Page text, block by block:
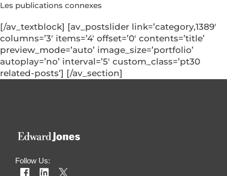
Les publications connexes
[/av_textblock] [av_postslider link=’category,1389′
columns=’3′ items=’4′ offset=’0′ contents=’title’
preview_mode=’auto’ image_size=’portfolio’
autoplay=’no’ interval=’5′ custom_class=’pt30
related-posts’] [/av_section]
Follow Us: